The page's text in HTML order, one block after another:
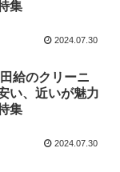
集
2024.07.30
給のクリーニ
い、近いが魅力
集
2024.07.30